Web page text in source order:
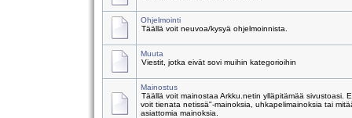
Ohjelmointi
Täällä voit neuvoa/kysyä ohjelmoinnista.
Muuta
Viestit, jotka eivät sovi muihin kategorioihin
Mainostus
Täällä voit mainostaa Arkku.netin ylläpitämää sivustoasi.
voit tienata netissä"-mainoksia, uhkapelimainoksia tai
asiattomia mainoksia.